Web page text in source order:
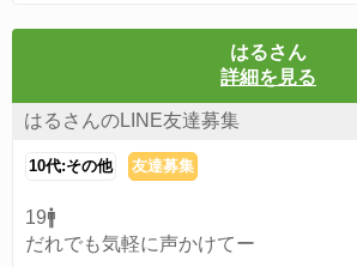
はるさん
詳細を見る
はるさんのLINE友達募集
10代:その他 友達募集
19🚹
だれでも気軽に声かけてー